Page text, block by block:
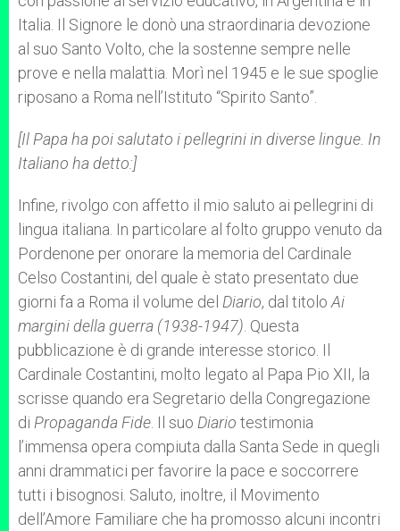
Italia. Il Signore le donò una straordinaria devozione
al suo Santo Volto, che la sostenne sempre nelle
prove e nella malattia. Morì nel 1945 e le sue spoglie
riposano a Roma nell’Istituto “Spirito Santo”.
[Il Papa ha poi salutato i pellegrini in diverse lingue. In
Italiano ha detto:]
Infine, rivolgo con affetto il mio saluto ai pellegrini di
lingua italiana. In particolare al folto gruppo venuto da
Pordenone per onorare la memoria del Cardinale
Celso Costantini, del quale è stato presentato due
giorni fa a Roma il volume del Diario, dal titolo Ai
margini della guerra (1938-1947) . Questa
pubblicazione è di grande interesse storico. Il
Cardinale Costantini, molto legato al Papa Pio XII, la
scrisse quando era Segretario della Congregazione
di Propaganda Fide . Il suo Diario testimonia
l’immensa opera compiuta dalla Santa Sede in quegli
anni drammatici per favorire la pace e soccorrere
tutti i bisognosi. Saluto, inoltre, il Movimento
dell’Amore Familiare che ha promosso alcuni incontri